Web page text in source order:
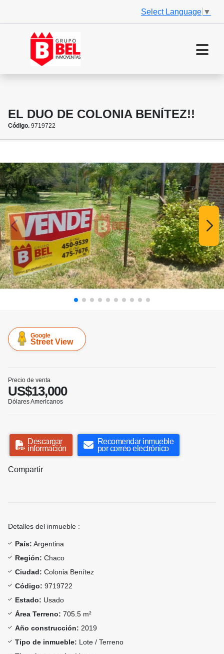
Select Language ▼
EL DUO DE COLONIA BENÍTEZ!!
Código. 9719722
Google
Street View
Precio de venta
US$13,000
Dólares Americanos
Descargar
información
Recomendar inmueble
por correo electrónico
Compartir
Detalles del inmueble :
País: Argentina
Región: Chaco
Ciudad: Colonia Benítez
Código: 9719722
Estado: Usado
Área Terreno: 705.5 m²
Año construcción: 2019
Tipo de inmueble: Lote / Terreno